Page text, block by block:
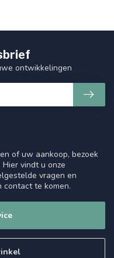
of uw aankoop, bezoek
vindt u onze
vragen en
contact te komen.
ontwikkelingen